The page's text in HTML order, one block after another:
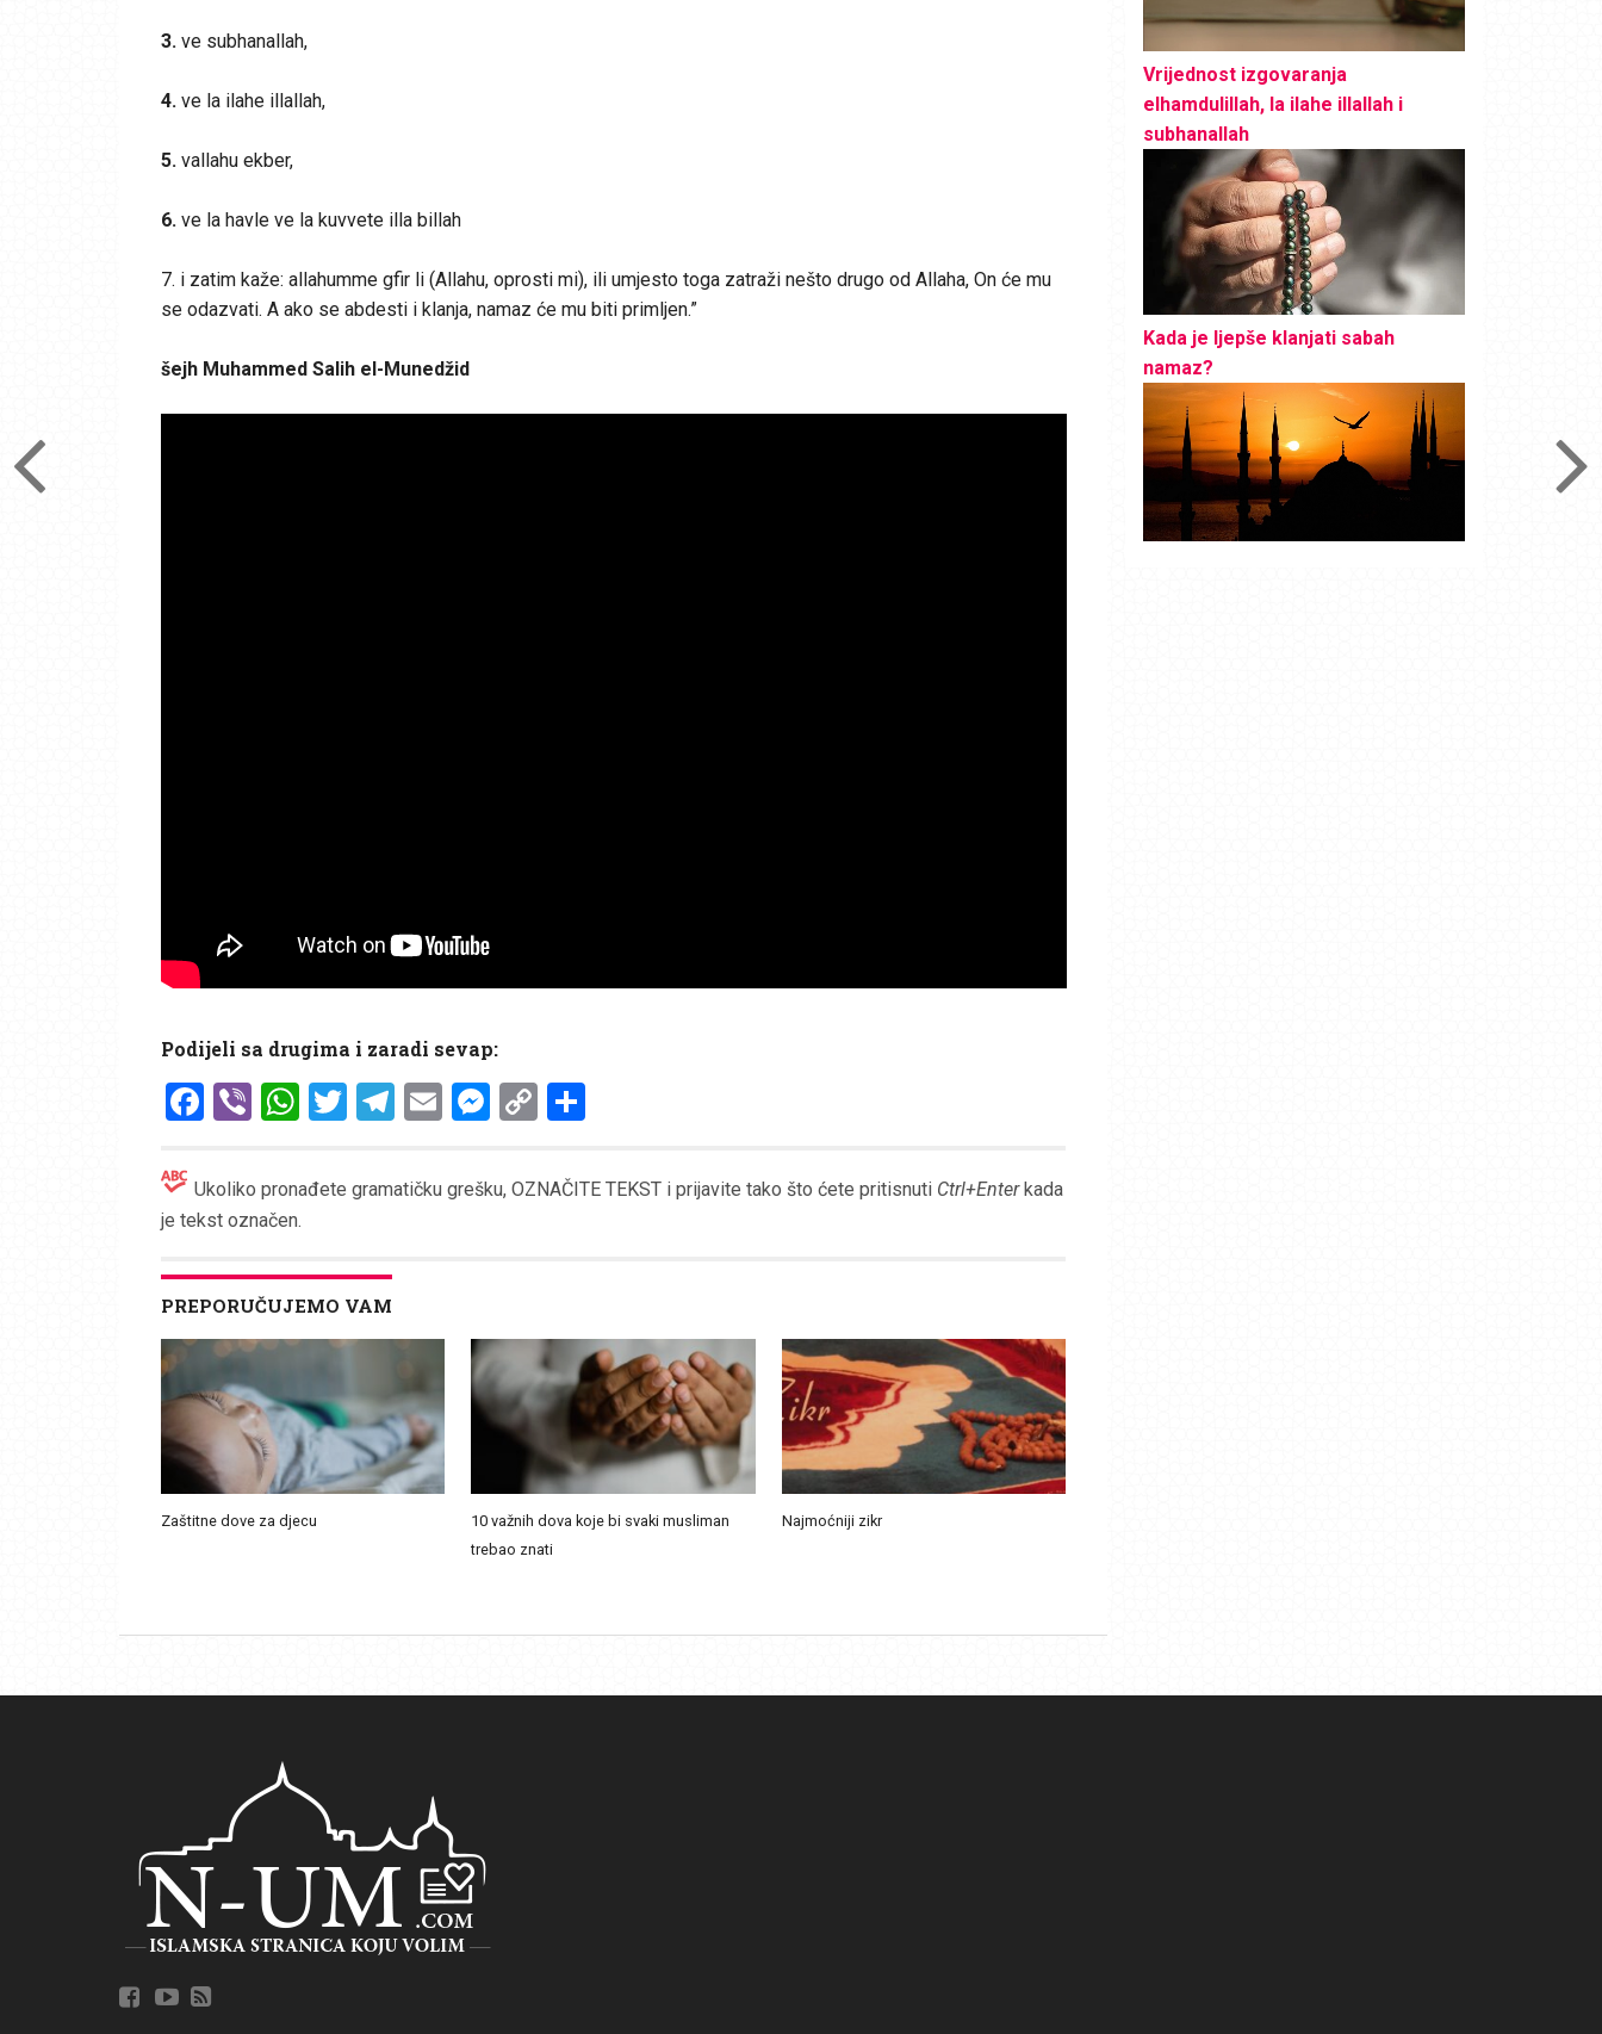
3.ve subhanallah,
4.ve la ilahe illallah,
5.vallahu ekber,
6.ve la havle ve la kuvvete illa billah
7. i zatim kaže: allahumme gfir li (Allahu, oprosti mi), ili umjesto toga zatraži nešto drugo od Allaha, On će mu
se odazvati. A ako se abdesti i klanja, namaz će mu biti primljen.”
šejh Muhammed Salih el-Munedžid
Podijeli sa drugima i zaradi sevap:
Facebook
ViberWhatsApp
Twitter
Telegram
EmailMessenger
CopyShare
Ukoliko pronađete gramatičku grešku, OZNAČITE TEKST i prijavite tako što ćete pritisnuti Ctrl+Enterkada
je tekst označen.
PREPORUČUJEMO VAM
Zaštitne dove za djecu
10 važnih dova koje bi svaki musliman
trebao znati
Najmoćniji zikr
Vrijednost izgovaranja
elhamdulillah, la ilahe illallah i
subhanallah
Kada je ljepše klanjati sabah
namaz?